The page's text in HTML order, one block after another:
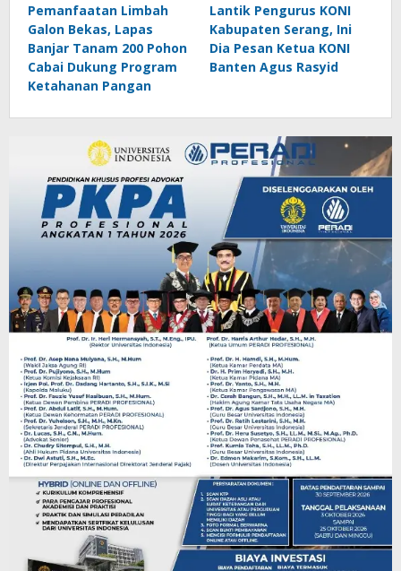
Pemanfaatan Limbah
Galon Bekas, Lapas
Banjar Tanam 200 Pohon
Cabai Dukung Program
Ketahanan Pangan
Lantik Pengurus KONI
Kabupaten Serang, Ini
Dia Pesan Ketua KONI
Banten Agus Rasyid